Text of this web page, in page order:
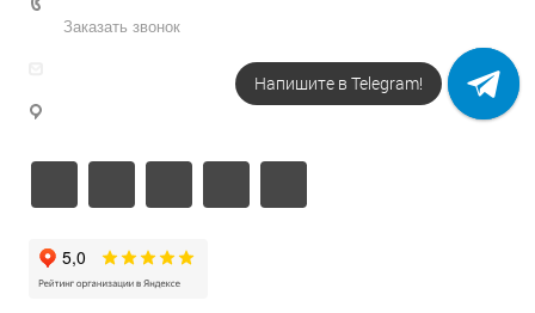
Заказать звонок
info@metodsmirnova.ru
Напишите в Telegram!